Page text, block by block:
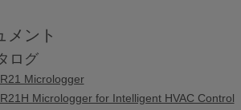
メント
ログ
Micrologger
Micrologger for Intelligent HVAC Control